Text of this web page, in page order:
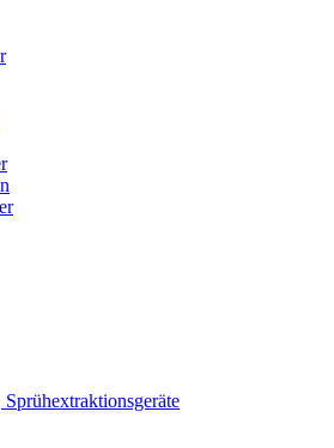
Sprühextraktionsgeräte